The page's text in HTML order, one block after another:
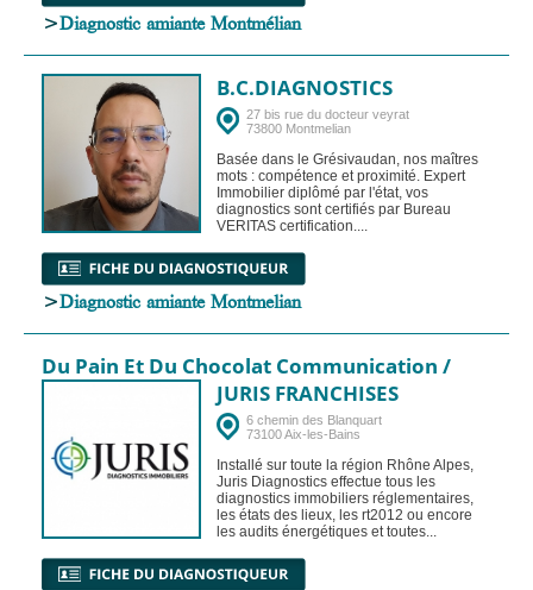
>Diagnostic amiante Montmélian
B.C.DIAGNOSTICS
27 bis rue du docteur veyrat
73800 Montmelian
Basée dans le Grésivaudan, nos maîtres
mots : compétence et proximité. Expert
Immobilier diplômé par l'état, vos
diagnostics sont certifiés par Bureau
VERITAS certification....
>Diagnostic amiante Montmelian
Du Pain Et Du Chocolat Communication /
JURIS FRANCHISES
6 chemin des Blanquart
73100 Aix-les-Bains
Installé sur toute la région Rhône Alpes,
Juris Diagnostics effectue tous les
diagnostics immobiliers réglementaires,
les états des lieux, les rt2012 ou encore
les audits énergétiques et toutes...